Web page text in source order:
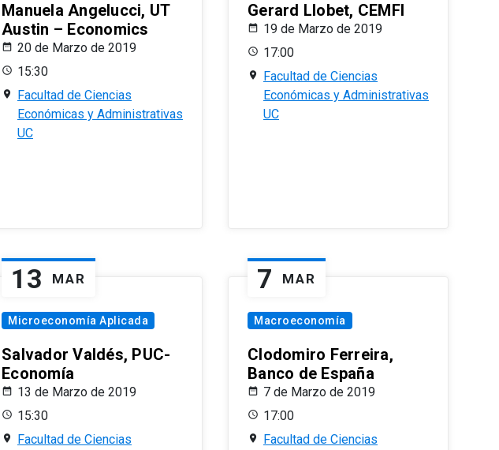
Manuela Angelucci, UT
Austin – Economics
20 de Marzo de 2019
15:30
Facultad de Ciencias
Económicas y Administrativas
UC
Gerard Llobet, CEMFI
19 de Marzo de 2019
17:00
Facultad de Ciencias
Económicas y Administrativas
UC
13 MAR
Microeconomía Aplicada
Salvador Valdés, PUC-
Economía
13 de Marzo de 2019
15:30
Facultad de Ciencias
7 MAR
Macroeconomía
Clodomiro Ferreira,
Banco de España
7 de Marzo de 2019
17:00
Facultad de Ciencias